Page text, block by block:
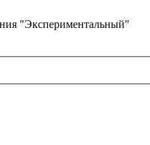
"Экспериментальный"